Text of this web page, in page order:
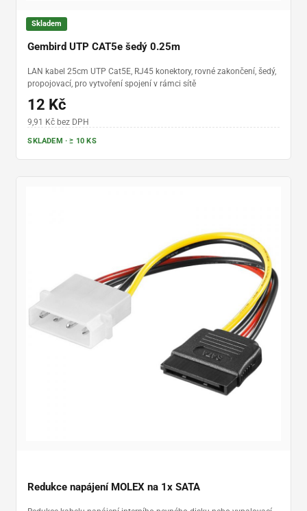
Skladem
Gembird UTP CAT5e šedý 0.25m
LAN kabel 25cm UTP Cat5E, RJ45 konektory, rovné zakončení, šedý,
propojovací, pro vytvoření spojení v rámci sítě
12 Kč
9,91 Kč bez DPH
SKLADEM · ≥ 10 KS
Redukce napájení MOLEX na 1x SATA